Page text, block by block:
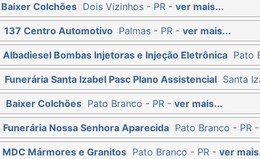
Baixer Colchões Dois Vizinhos - PR - ver mais...
137 Centro Automotivo Palmas - PR - ver mais...
Albadiesel Bombas Injetoras e Injeção Eletrônica Pato
Funerária Santa Izabel Pasc Plano Assistencial Santa
Baixer Colchões Pato Branco - PR - ver mais...
Funerária Nossa Senhora Aparecida Pato Branco - PR -
MDC Mármores e Granitos Pato Branco - PR - ver